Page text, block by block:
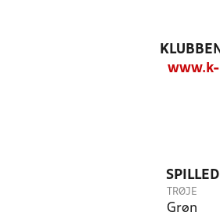
TRØJE
Grøn